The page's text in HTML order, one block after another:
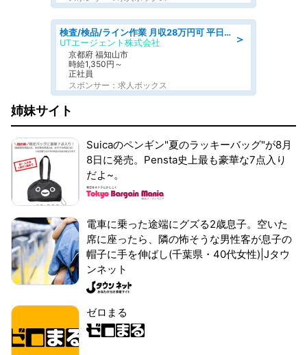
＞
検査/検品/ライン作業 月収28万円可 平日休み 車両バッテリーのケースの検査など
UTエージェント株式会社
京都府 福知山市
時給1,350円～
正社員
スポンサー：求人ボックス
姉妹サイト
Suicaのペンギン"夏のラッキーバッグ"が8月
8日に発売。Pensta史上最も豪華な7点入り
だよ~。
電車に乗った途端にグズる2歳息子。空いた
席に座ったら、隣の怖そうな男性客が息子の
帽子に手を伸ばし(千葉県・40代女性)|Jタウ
ンネット
ゼロまる